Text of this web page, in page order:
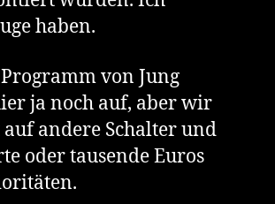
haben.
von Jung
ja noch auf, aber wir
andere Schalter und
oder tausende Euros